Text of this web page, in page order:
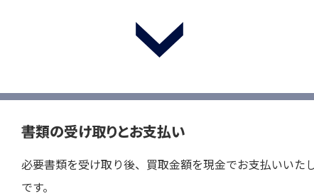
書類の受け取りとお支払い
必要書類を受け取り後、買取金額を現金でお支払いい
です。